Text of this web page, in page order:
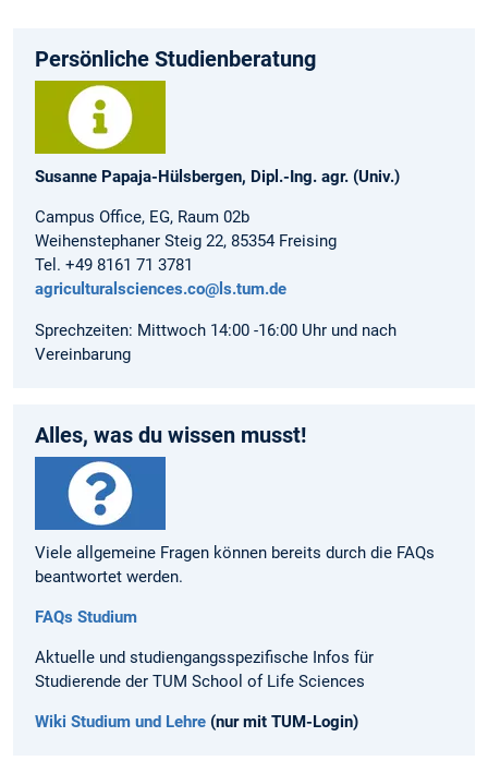
Persönliche Studienberatung
Susanne Papaja-Hülsbergen, Dipl.-Ing. agr. (Univ.)
Campus Office, EG, Raum 02b
Weihenstephaner Steig 22, 85354 Freising
Tel. +49 8161 71 3781
agriculturalsciences.co@ls.tum.de
Sprechzeiten: Mittwoch 14:00 -16:00 Uhr und nach
Vereinbarung
Alles, was du wissen musst!
Viele allgemeine Fragen können bereits durch die FAQs
beantwortet werden.
FAQs Studium
Aktuelle und studiengangsspezifische Infos für
Studierende der TUM School of Life Sciences
Wiki Studium und Lehre (nur mit TUM-Login)